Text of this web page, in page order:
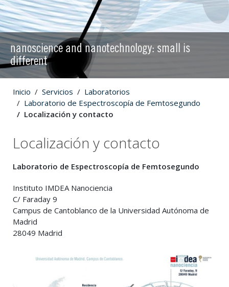
nanoscience and nanotechnology: small is
different
Inicio Servicios
Laboratorios
Laboratorio de Espectroscopía de Femtosegundo
Localización y contacto
Localización y contacto
Laboratorio de Espectroscopía de Femtosegundo
Instituto IMDEA Nanociencia
C/ Faraday 9
Campus de Cantoblanco de la Universidad Autónoma de
Madrid
28049 Madrid